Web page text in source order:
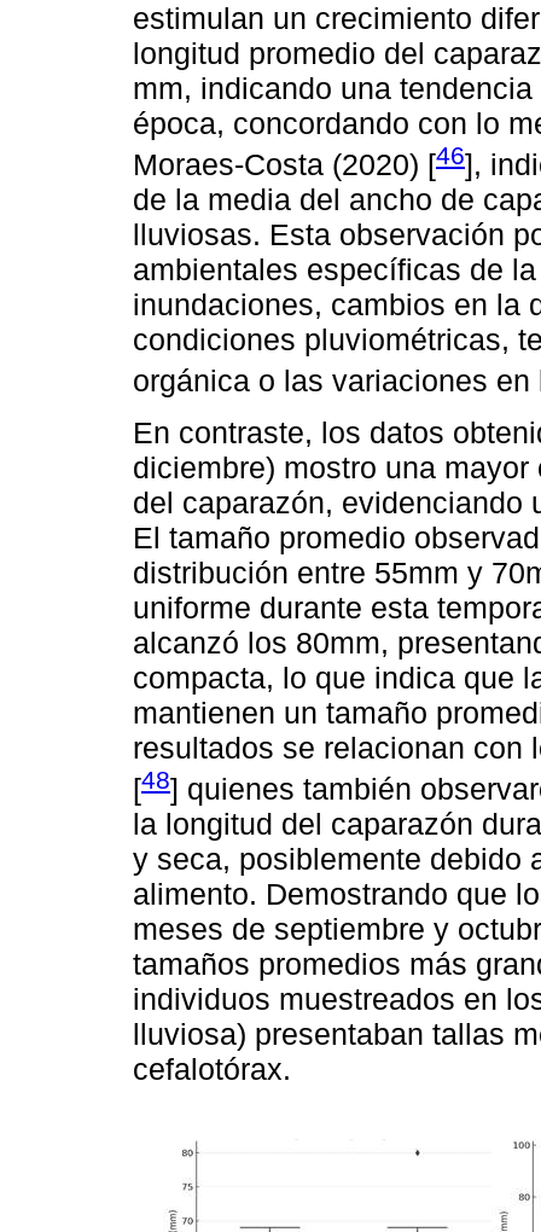
estimulan un crecimiento
longitud promedio del
mm, indicando una
época, concordando con lo
Moraes-Costa (2020) [46],
de la media del ancho de
lluviosas. Esta observación
ambientales específicas de
inundaciones, cambios en la
condiciones pluviométricas,
orgánica o las variaciones
En contraste, los datos
diciembre) mostro una
del caparazón, evidenciando
El tamaño promedio
distribución entre 55mm y
uniforme durante esta
alcanzó los 80mm,
compacta, lo que indica que
mantienen un tamaño
resultados se relacionan con
[48] quienes también
la longitud del caparazón
y seca, posiblemente debido
alimento. Demostrando que
meses de septiembre y
tamaños promedios más
individuos muestreados en
lluviosa) presentaban tallas
cefalotórax.